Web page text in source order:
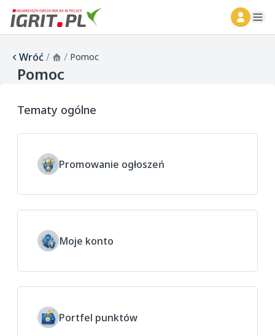
Wróć/ / Pomoc
Pomoc
Tematy ogólne
Promowanie ogłoszeń
Moje konto
Portfel punktów